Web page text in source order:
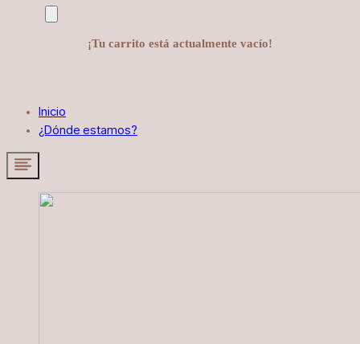
¡Tu carrito está actualmente vacío!
Inicio
¿Dónde estamos?